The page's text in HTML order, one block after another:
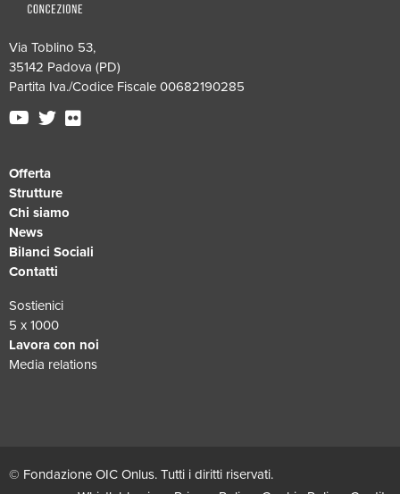
Via Toblino 53,
35142 Padova (PD)
Partita Iva./Codice Fiscale 00682190285
Offerta
Strutture
Chi siamo
News
Bilanci Sociali
Contatti
Sostienici
5 x 1000
Lavora con noi
Media relations
© Fondazione OIC Onlus. Tutti i diritti riservati.